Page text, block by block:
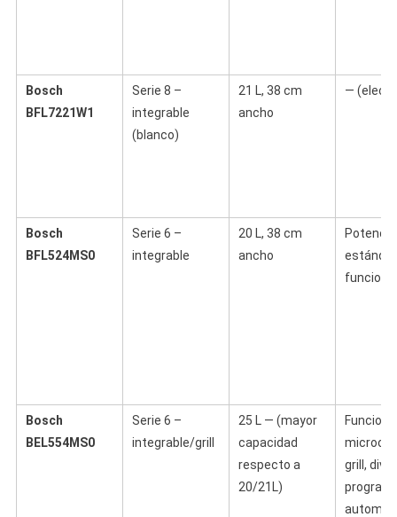
Bosch
BFL7221W1
Serie 8 –
integrable
(blanco)
21 L, 38 cm
ancho
—
Bosch
BFL524MS0
Serie 6 –
integrable
20 L, 38 cm
ancho
Potencia
Bosch
BEL554MS0
Serie 6 –
integrable/grill
25 L — (mayor
capacidad
respecto a
20/21L)
grill,